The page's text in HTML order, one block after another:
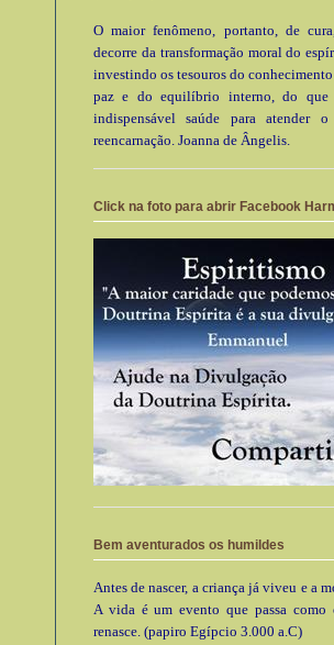
O maior fenômeno, portanto, de
decorre da transformação moral do
investindo os tesouros do
paz e do equilíbrio interno, do que
indispensável saúde para atender
reencarnação. Joanna de Ângelis.
Click na foto para abrir Facebook
Bem aventurados os humildes
Antes de nascer, a criança já viveu e a
A vida é um evento que passa como
renasce. (papiro Egípcio 3.000 a.C)